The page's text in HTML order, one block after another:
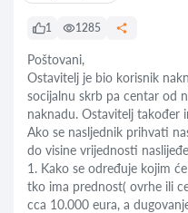
1 1285
Poštovani,
Ostavitelj je bio korisnik
socijalnu skrb pa centar od
naknadu. Ostavitelj također
Ako se nasljednik prihvati
do visine vrijednosti
1. Kako se određuje kojim
tko ima prednost( ovrhe ili
cca 10.000 eura, a